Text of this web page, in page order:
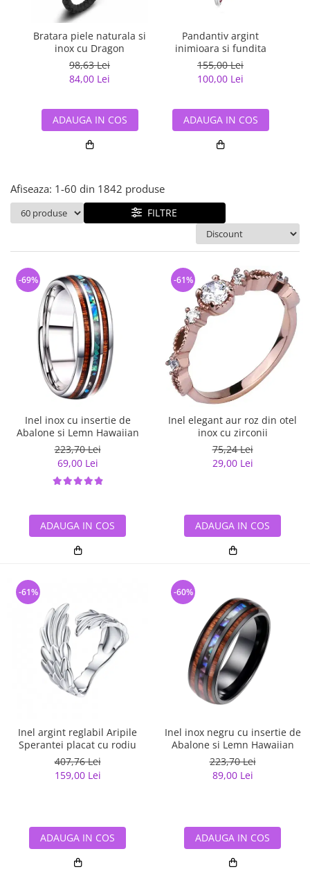
semipretioase
Bijuterii argint placat cu aur
Bijuterii argint cu diverse
Bijuterii de Lux
Bijuterii gotice si rock
Bijuterii Handmade
Bijuterii fantezie
Bijuterii tungsten
Solutii si lavete de curatare
bijuterii argint
Bratara piele naturala si
inox cu Dragon
98,63 Lei
84,00 Lei
ADAUGA IN COS
Pandantiv argint
inimioara si fundita
155,00 Lei
100,00 Lei
ADAUGA IN COS
Afiseaza: 1-60 din 1842 produse
FILTRE
Inel inox cu insertie de
Abalone si Lemn Hawaiian
223,70 Lei
69,00 Lei
-69%
ADAUGA IN COS
Inel elegant aur roz din otel
inox cu zirconii
75,24 Lei
29,00 Lei
-61%
ADAUGA IN COS
Inel argint reglabil Aripile
Sperantei placat cu rodiu
407,76 Lei
159,00 Lei
-61%
ADAUGA IN COS
Inel inox negru cu insertie de
Abalone si Lemn Hawaiian
223,70 Lei
89,00 Lei
-60%
ADAUGA IN COS